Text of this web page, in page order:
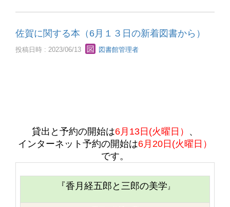
佐賀に関する本（6月１３日の新着図書から）
投稿日時 : 2023/06/13 図書館管理者
貸出と予約の開始は6月13日(火曜日） 、
インターネット予約の開始は6月20 日(火曜日）
です。
『香月経五郎と三郎の美学』